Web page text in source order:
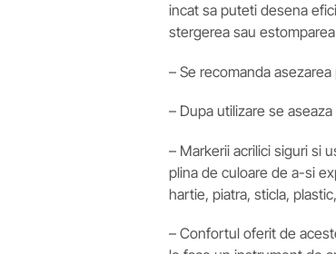
incat sa puteti desena
stergerea sau
– Se recomanda
– Dupa utilizare se
– Markerii acrilici siguri si
plina de culoare de a-si
hartie, piatra, sticla,
– Confortul oferit de